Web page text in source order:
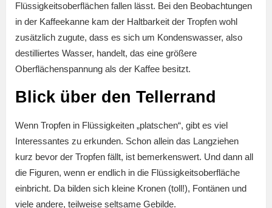
Flüssigkeitsoberflächen fallen lässt. Bei den Beobachtungen
in der Kaffeekanne kam der Haltbarkeit der Tropfen wohl
zusätzlich zugute, dass es sich um Kondenswasser, also
destilliertes Wasser, handelt, das eine größere
Oberflächenspannung als der Kaffee besitzt.
Blick über den Tellerrand
Wenn Tropfen in Flüssigkeiten „platschen“, gibt es viel
Interessantes zu erkunden. Schon allein das Langziehen
kurz bevor der Tropfen fällt, ist bemerkenswert. Und dann all
die Figuren, wenn er endlich in die Flüssigkeitsoberfläche
einbricht. Da bilden sich kleine Kronen (toll!), Fontänen und
viele andere, teilweise seltsame Gebilde.